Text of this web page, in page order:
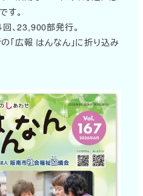
す。
回、23,900部発行。
「広報 はんなん」に折り込み